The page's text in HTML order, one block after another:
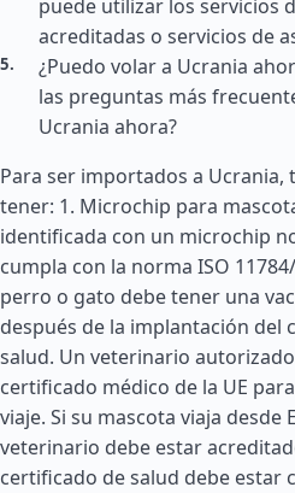
puede utilizar los servicios
acreditadas o servicios de
¿Puedo volar a Ucrania
las preguntas más
Ucrania ahora?
Para ser importados a Ucrania,
tener: 1. Microchip para
identificada con un microchip
cumpla con la norma ISO
perro o gato debe tener una
después de la implantación del
salud. Un veterinario
certificado médico de la UE
viaje. Si su mascota viaja desde
veterinario debe estar
certificado de salud debe estar